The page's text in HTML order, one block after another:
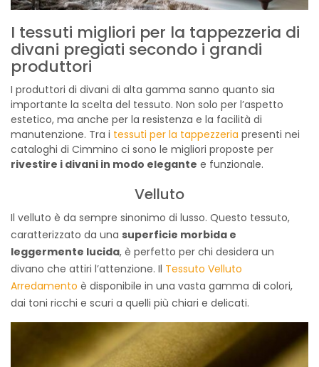
I tessuti migliori per la tappezzeria di
divani pregiati secondo i grandi
produttori
I produttori di divani di alta gamma sanno quanto sia
importante la scelta del tessuto. Non solo per l’aspetto
estetico, ma anche per la resistenza e la facilità di
manutenzione. Tra i tessuti per la tappezzeria presenti nei
cataloghi di Cimmino ci sono le migliori proposte per
rivestire i divani in modo elegante e funzionale.
Velluto
Il velluto è da sempre sinonimo di lusso. Questo tessuto,
caratterizzato da una superficie morbida e
leggermente lucida, è perfetto per chi desidera un
divano che attiri l’attenzione. Il Tessuto Velluto
Arredamento è disponibile in una vasta gamma di colori,
dai toni ricchi e scuri a quelli più chiari e delicati.